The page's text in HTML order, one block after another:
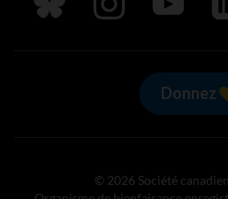
Donnez
© 2026 Société